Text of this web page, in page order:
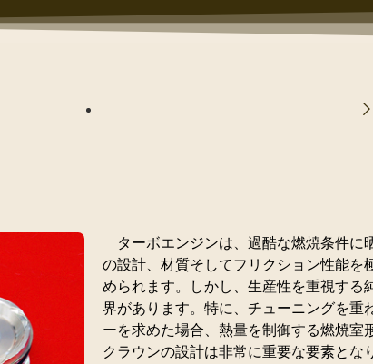
ターボエンジンは、過酷な燃焼条件に
の設計、材質そしてフリクション性能を
められます。しかし、生産性を重視する
界があります。特に、チューニングを重
ーを求めた場合、熱量を制御する燃焼室
クラウンの設計は非常に重要な要素とな